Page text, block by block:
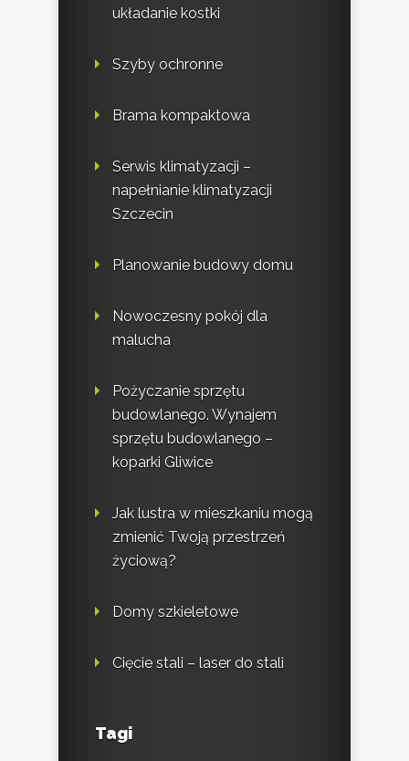
układanie kostki
Szyby ochronne
Brama kompaktowa
Serwis klimatyzacji –
napełnianie klimatyzacji
Szczecin
Planowanie budowy domu
Nowoczesny pokój dla
malucha
Pożyczanie sprzętu
budowlanego. Wynajem
sprzętu budowlanego –
koparki Gliwice
Jak lustra w mieszkaniu mogą
zmienić Twoją przestrzeń
życiową?
Domy szkieletowe
Cięcie stali – laser do stali
Tagi